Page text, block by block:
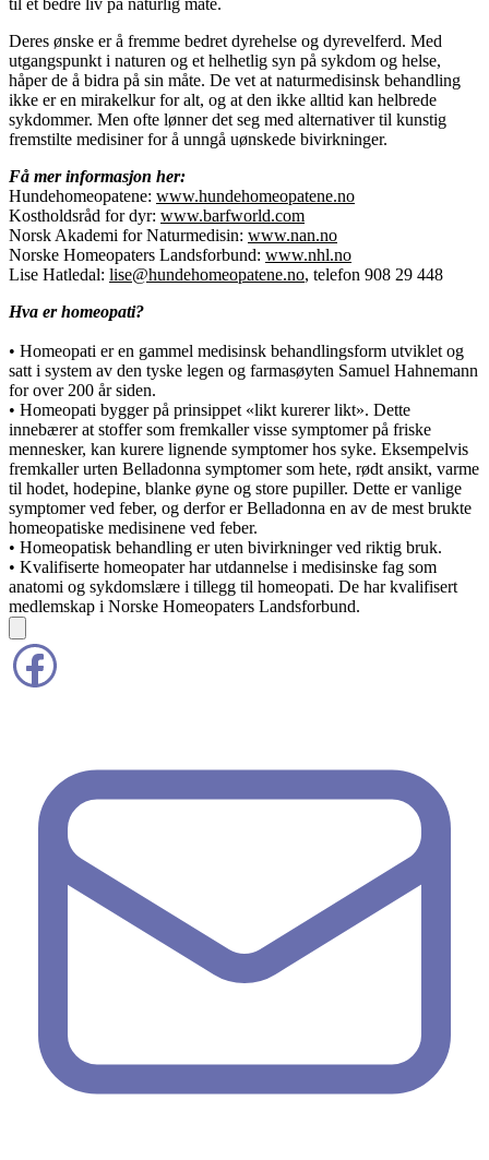
Deres ønske er å fremme bedret dyrehelse og dyrevelferd. Med
utgangspunkt i naturen og et helhetlig syn på sykdom og helse,
håper de å bidra på sin måte. De vet at naturmedisinsk behandling
ikke er en mirakelkur for alt, og at den ikke alltid kan helbrede
sykdommer. Men ofte lønner det seg med alternativer til kunstig
fremstilte medisiner for å unngå uønskede bivirkninger.
Få mer informasjon her:
Hundehomeopatene: www.hundehomeopatene.no
Kostholdsråd for dyr: www.barfworld.com
Norsk Akademi for Naturmedisin: www.nan.no
Norske Homeopaters Landsforbund: www.nhl.no
Lise Hatledal: lise@hundehomeopatene.no, telefon 908 29 448
Hva er homeopati?
• Homeopati er en gammel medisinsk behandlingsform utviklet og
satt i system av den tyske legen og farmasøyten Samuel Hahnemann
for over 200 år siden.
• Homeopati bygger på prinsippet «likt kurerer likt». Dette
innebærer at stoffer som fremkaller visse symptomer på friske
mennesker, kan kurere lignende symptomer hos syke. Eksempelvis
fremkaller urten Belladonna symptomer som hete, rødt ansikt, varme
til hodet, hodepine, blanke øyne og store pupiller. Dette er vanlige
symptomer ved feber, og derfor er Belladonna en av de mest brukte
homeopatiske medisinene ved feber.
• Homeopatisk behandling er uten bivirkninger ved riktig bruk.
• Kvalifiserte homeopater har utdannelse i medisinske fag som
anatomi og sykdomslære i tillegg til homeopati. De har kvalifisert
medlemskap i Norske Homeopaters Landsforbund.